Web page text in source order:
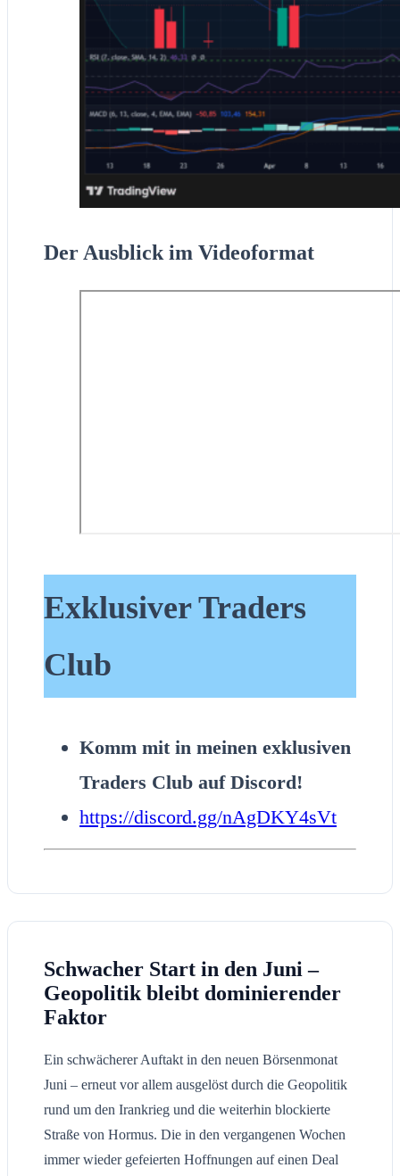
Der Ausblick im Videoformat
Exklusiver Traders
Club
Komm mit in meinen exklusiven
Traders Club auf Discord!
https://discord.gg/nAgDKY4sVt
Schwacher Start in den Juni –
Geopolitik bleibt dominierender
Faktor
Ein schwächerer Auftakt in den neuen Börsenmonat
Juni – erneut vor allem ausgelöst durch die Geopolitik
rund um den Irankrieg und die weiterhin blockierte
Straße von Hormus. Die in den vergangenen Wochen
immer wieder gefeierten Hoffnungen auf einen Deal